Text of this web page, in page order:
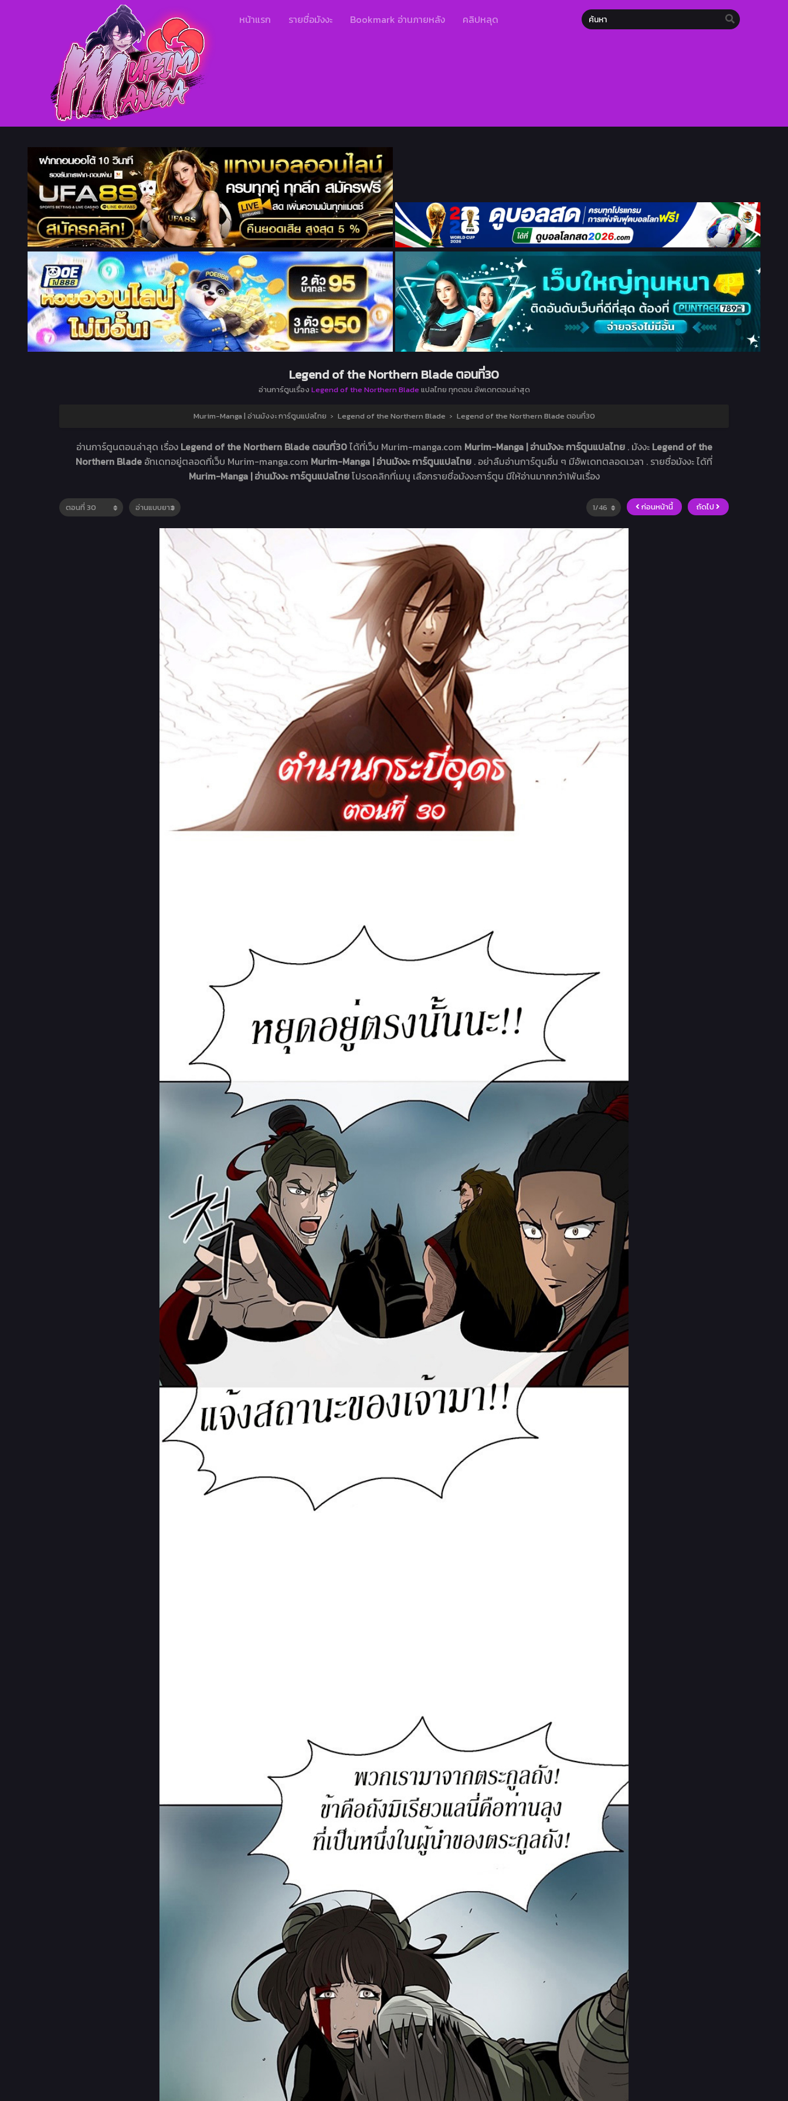
หน้าแรก รายชื่อมังงะ Bookmark อ่านภายหลัง คลิปหลุด
Legend of the Northern Blade ตอนที่30
อ่านการ์ตูนเรื่อง Legend of the Northern Blade แปลไทย ทุกตอน อัพเดทตอนล่าสุด
Murim-Manga | อ่านมังงะ การ์ตูนแปลไทย › Legend of the Northern Blade › Legend of the Northern Blade ตอนที่30
อ่านการ์ตูนตอนล่าสุด เรื่อง Legend of the Northern Blade ตอนที่30ได้ที่เว็บ Murim-manga.com Murim-Manga | อ่านมังงะ การ์ตูนแปลไทย . มังงะ Legend of the
Northern Blade อัทเดทอยู่ตลอดที่เว็บ Murim-manga.com Murim-Manga | อ่านมังงะ การ์ตูนแปลไทย . อย่าลืมอ่านการ์ตูนอื่น ๆ มีอัพเดทตลอดเวลา . รายชื่อมังงะ ได้ที่
Murim-Manga | อ่านมังงะ การ์ตูนแปลไทยโปรดคลิกที่เมนู เลือกรายชื่อมังงะการ์ตูน มีให้อ่านมากกว่า1พันเรื่อง
ก่อนหน้านี้ ถัดไป